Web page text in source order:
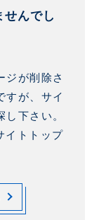
せんでし
ジが削除さ
すが、サイ
下さい。
イトトップ